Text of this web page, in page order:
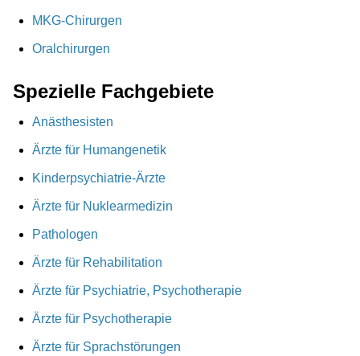
MKG-Chirurgen
Oralchirurgen
Spezielle Fachgebiete
Anästhesisten
Ärzte für Humangenetik
Kinderpsychiatrie-Ärzte
Ärzte für Nuklearmedizin
Pathologen
Ärzte für Rehabilitation
Ärzte für Psychiatrie, Psychotherapie
Ärzte für Psychotherapie
Ärzte für Sprachstörungen